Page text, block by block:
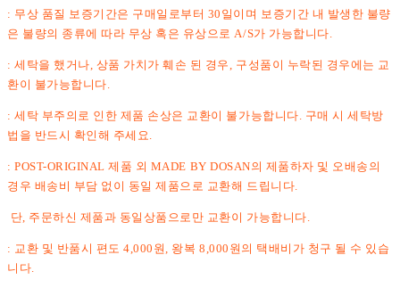
: 무상 품질 보증기간은 구매일로부터 30일이며 보증기간 내 발생한 불량
은 불량의 종류에 따라 무상 혹은 유상으로 A/S가 가능합니다.
: 세탁을 했거나, 상품 가치가 훼손 된 경우, 구성품이 누락된 경우에는 교
환이 불가능합니다.
: 세탁 부주의로 인한 제품 손상은 교환이 불가능합니다. 구매 시 세탁방
법을 반드시 확인해 주세요.
: POST-ORIGINAL 제품 외 MADE BY DOSAN의 제품하자 및 오배송의
경우 배송비 부담 없이 동일 제품으로 교환해 드립니다.
단, 주문하신 제품과 동일상품으로만 교환이 가능합니다.
: 교환 및 반품시 편도 4,000원, 왕복 8,000원의 택배비가 청구 될 수 있습
니다.